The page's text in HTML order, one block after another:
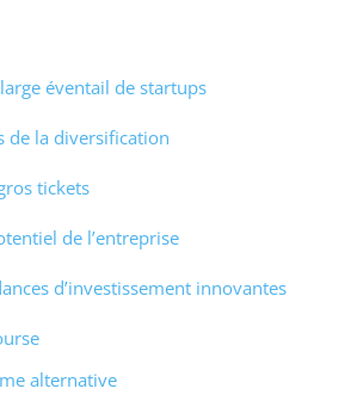
éventail de startups
de la diversification
tickets
de l’entreprise
d’investissement innovantes
alternative